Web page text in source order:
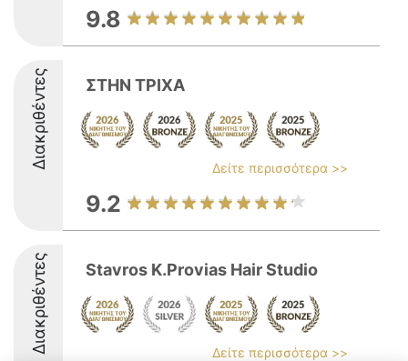
9.8
Διακριθέντες ΣΤΗΝ ΤΡΙΧΑ
Δείτε περισσότερα >>
9.2
Διακριθέντες Stavros K.Provias Hair Studio
Δείτε περισσότερα >>